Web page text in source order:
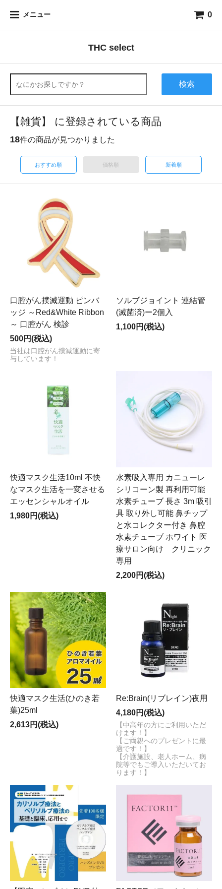
メニュー 0
THC select
検索
【雑貨】 に登録されている商品
18件の商品が見つかりました
おすすめ順 価格順 新着順
口腔がん撲滅運動 ピンバ
ッジ ～Red&White Ribbon
～ 口腔がん 検診
500円(税込)
当社は口腔がん撲滅運動に寄
与しています！
ソルブジョイント 連結管
(滅菌済)ー2個入
1,100円(税込)
快適マスク生活10ml 不快
なマスク生活を一変させる
エッセンシャルオイル
1,980円(税込)
水素吸入専用 カニューレ
シリコーン製 再利用可能
水素チューブ 長さ 3m 吸引
具 取り外し可能 鼻チップ
と水コレクター付き 鼻腔
水素チューブ ホワイト 医
療サロン向け クリニック
専用
2,200円(税込)
快適マスク生活(ひのき若
葉)25ml
2,613円(税込)
Re:Brain(リブレイン)夜用
4,180円(税込)
【中高年の方にご利用いただ
けます！】
【ご両親へのプレゼントに最
適です！】
【介護施設、老人ホーム、病
院等でもご導入いただいてお
ります！】